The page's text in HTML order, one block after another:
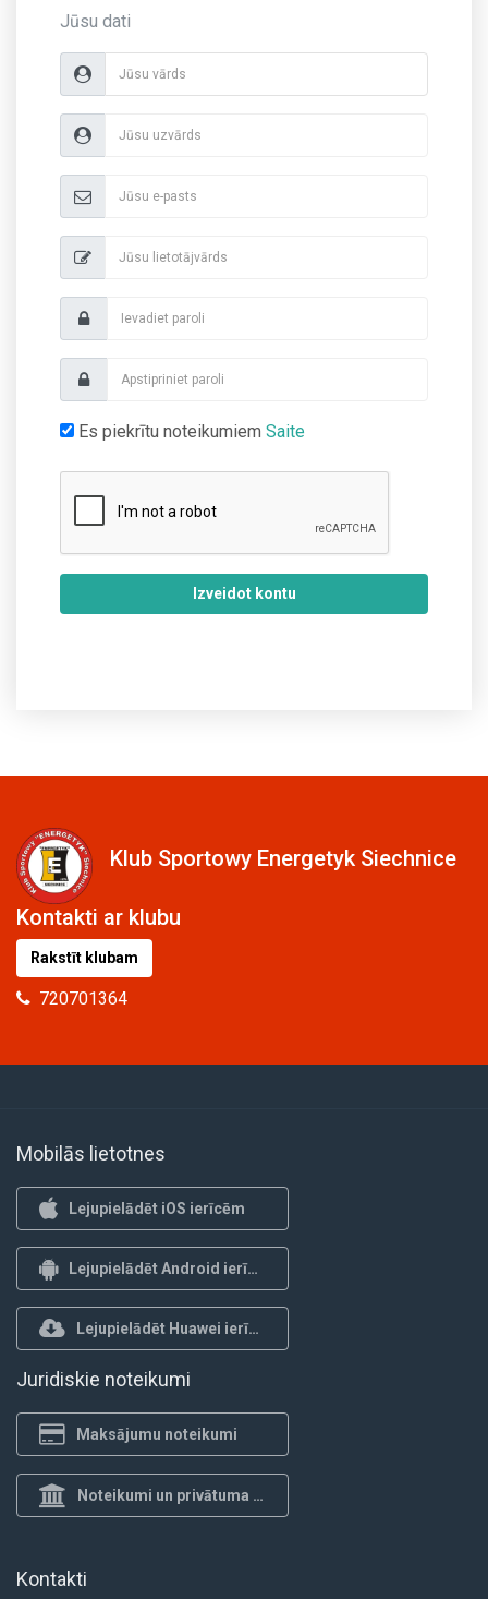
Jūsu dati
Es piekrītu noteikumiem Saite
Izveidot kontu
Klub Sportowy Energetyk Siechnice
Kontakti ar klubu
Rakstīt klubam
720701364
Mobilās lietotnes
Lejupielādēt iOS ierīcēm
Lejupielādēt Android ierīcēm
Lejupielādēt Huawei ierīcēm
Juridiskie noteikumi
Maksājumu noteikumi
Noteikumi un privātuma politika
Kontakti